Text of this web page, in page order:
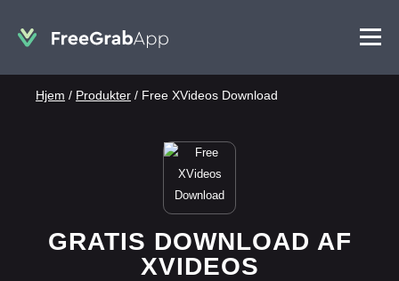
Hjem / Produkter / Free XVideos Download
GRATIS DOWNLOAD AF
XVIDEOS